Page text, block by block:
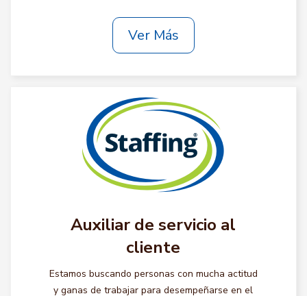
Ver Más
Auxiliar de servicio al
cliente
Estamos buscando personas con mucha actitud
y ganas de trabajar para desempeñarse en el